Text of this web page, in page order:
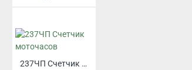
237ЧП Счетчик моточасов